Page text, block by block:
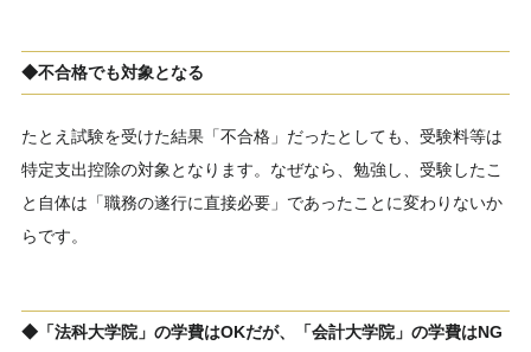
◆不合格でも対象となる
たとえ試験を受けた結果「不合格」だったとしても、受験料等は
特定支出控除の対象となります。なぜなら、勉強し、受験したこ
と自体は「職務の遂行に直接必要」であったことに変わりないか
らです。
◆「法科大学院」の学費はOKだが、「会計大学院」の学費はNG